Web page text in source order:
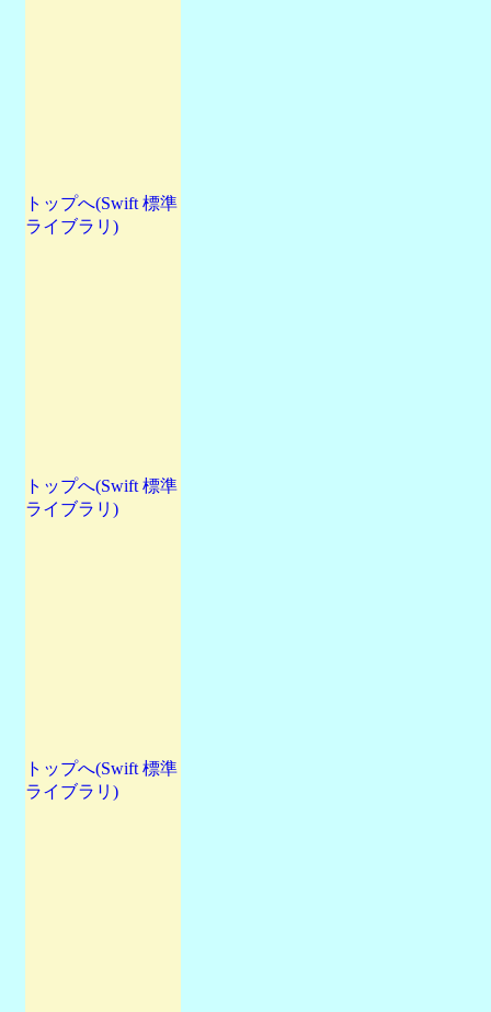
トップへ(Swift 標準
ライブラリ)
トップへ(Swift 標準
ライブラリ)
トップへ(Swift 標準
ライブラリ)